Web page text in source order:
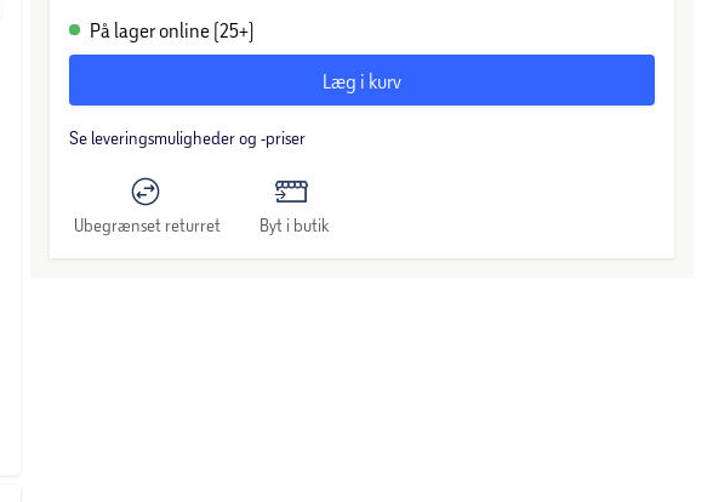
På lager online (25+)
Læg i kurv
Se leveringsmuligheder og -priser
Ubegrænset returret Byt i butik